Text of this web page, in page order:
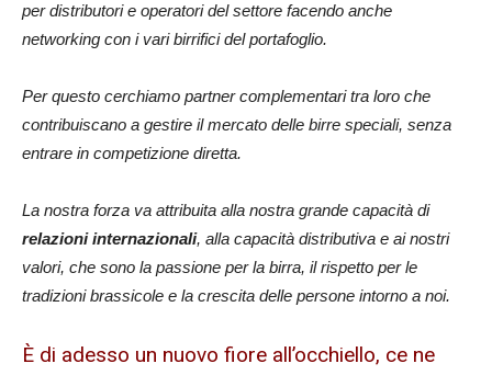
per distributori e operatori del settore facendo anche
networking con i vari birrifici del portafoglio.
Per questo cerchiamo partner complementari tra loro che
contribuiscano a gestire il mercato delle birre speciali, senza
entrare in competizione diretta.
La nostra forza va attribuita alla nostra grande capacità di
relazioni internazionali, alla capacità distributiva e ai nostri
valori, che sono la passione per la birra, il rispetto per le
tradizioni brassicole e la crescita delle persone intorno a noi.
È di adesso un nuovo fiore all’occhiello, ce ne